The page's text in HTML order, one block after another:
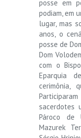
posse em
podiam, em
lugar, mas
anos, o
posse de
Dom
com o
Eparquia
cerimônia,
sacerdotes
Pároco de
Mazurek